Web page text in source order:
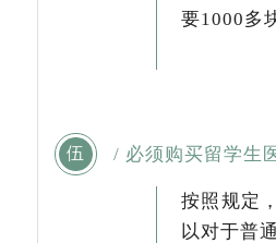
要1000多
伍 / 必须购买留学生
按照规定
以对于普